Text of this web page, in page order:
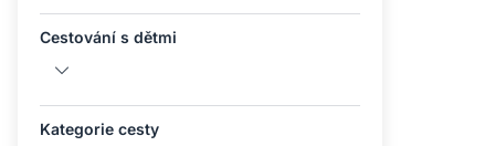
Cestování s dětmi
Kategorie cesty